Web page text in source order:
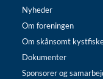
Nyheder
Om foreningen
Om skånsomt
Dokumenter
Sponsorer og